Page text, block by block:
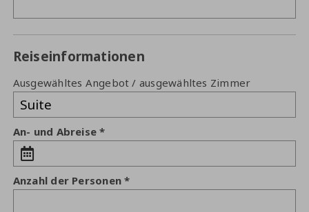
Reiseinformationen
Ausgewähltes Angebot / ausgewähltes Zimmer
An- und Abreise
Anzahl der Personen